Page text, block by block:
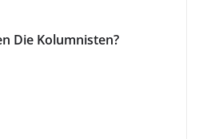
Die Kolumnisten?